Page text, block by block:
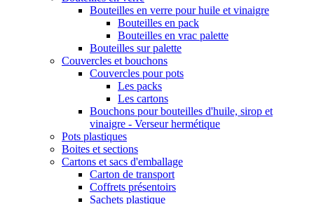
Bouteilles en verre pour huile et vinaigre
Bouteilles en pack
Bouteilles en vrac palette
Bouteilles sur palette
Couvercles et bouchons
Couvercles pour pots
Les packs
Les cartons
Bouchons pour bouteilles d'huile, sirop et
vinaigre - Verseur hermétique
Pots plastiques
Boites et sections
Cartons et sacs d'emballage
Carton de transport
Coffrets présentoirs
Sachets plastique